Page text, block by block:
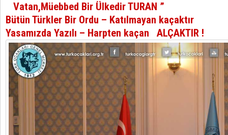
Vatan,Müebbed Bir Ülkedir TURAN ”
Bütün Türkler Bir Ordu – Katılmayan kaçaktır
Yasamızda Yazılı – Harpten kaçan ALÇAKTIR !